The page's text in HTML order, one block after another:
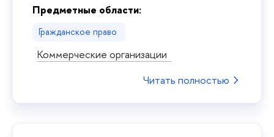
Предметные области:
Гражданское право
Коммерческие организации
Читать полностью